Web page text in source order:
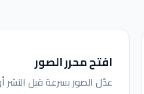
افتح محرر الصور
عدّل الصور بسرعة قبل النشر